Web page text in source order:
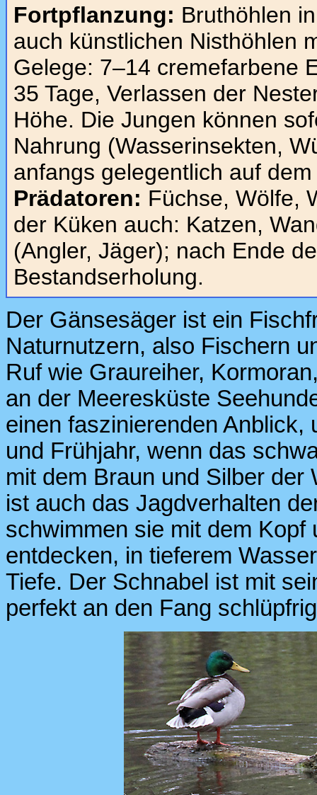
Fortpflanzung: Bruthöhlen
auch künstlichen Nisthöhlen
Gelege: 7–14 cremefarbene
35 Tage, Verlassen der
Höhe. Die Jungen können
Nahrung (Wasserinsekten,
anfangs gelegentlich auf
Prädatoren: Füchse, Wölfe,
der Küken auch: Katzen,
(Angler, Jäger); nach Ende
Bestandserholung.
Der Gänsesäger ist ein
Naturnutzern, also Fischern
Ruf wie Graureiher,
an der Meeresküste
einen faszinierenden
und Frühjahr, wenn das
mit dem Braun und Silber
ist auch das Jagdverhalten
schwimmen sie mit dem
entdecken, in tieferem
Tiefe. Der Schnabel ist mit
perfekt an den Fang